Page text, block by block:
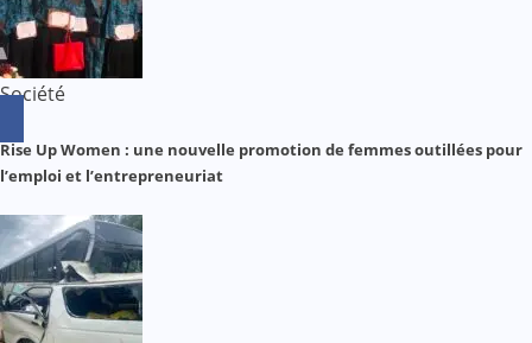
Société
Rise Up Women : une nouvelle promotion de femmes outillées pour
l’emploi et l’entrepreneuriat